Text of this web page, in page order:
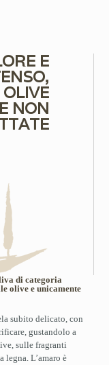
E
NON
di categoria
olive e unicamente
subito delicato, con
gustandolo a
sulle fragranti
legna. L’amaro è